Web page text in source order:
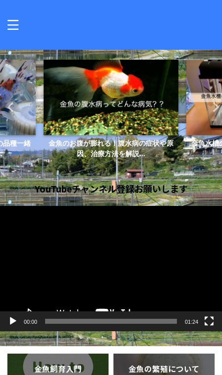
品種一緒
金魚のお腹が膨れる！腹水病の症状や原
因、治療方法を解説...
金魚水槽
YouTubeチャンネル登録お願いします
00:00 01:24
金魚飼育入門 金魚の繁殖について